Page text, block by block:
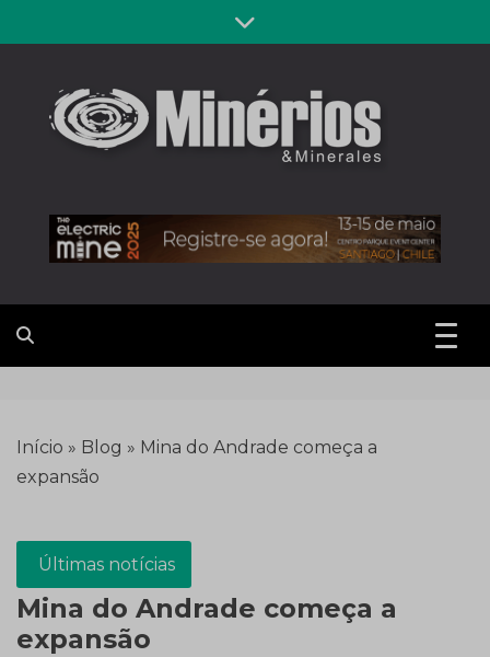
to
Revista
Minérios &
Minerales
Início » Blog » Mina do Andrade começa a
expansão
Últimas notícias
Mina do Andrade começa a
expansão